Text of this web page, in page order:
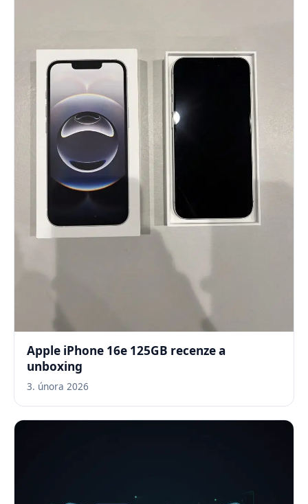
Apple iPhone 16e 125GB recenze a
unboxing
3. února 2026